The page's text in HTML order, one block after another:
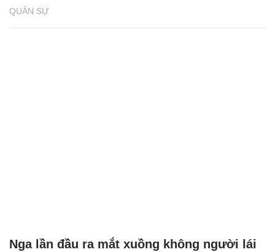
QUÂN SỰ
Nga lần đầu ra mắt xuồng không người lái